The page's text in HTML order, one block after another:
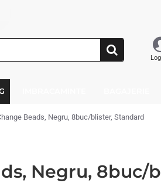
Negru, 8buc/
Beads, Negru, 8buc/blister, Standard